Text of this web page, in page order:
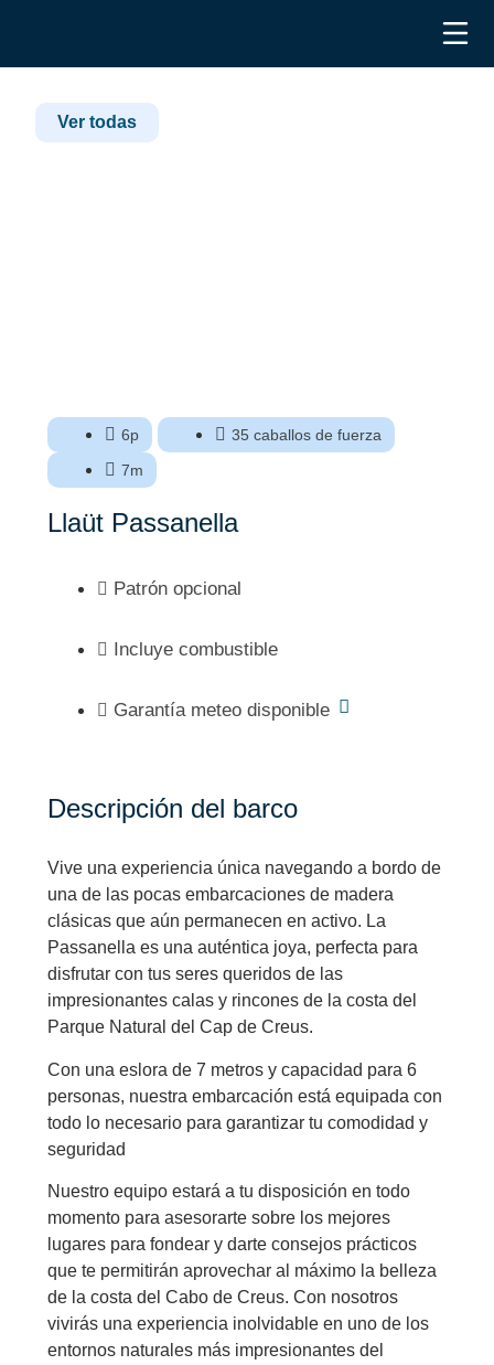
Ver todas
6p
35 caballos de fuerza
7m
Llaüt Passanella
Patrón opcional
Incluye combustible
Garantía meteo disponible
Descripción del barco
Vive una experiencia única navegando a bordo de
una de las pocas embarcaciones de madera
clásicas que aún permanecen en activo. La
Passanella es una auténtica joya, perfecta para
disfrutar con tus seres queridos de las
impresionantes calas y rincones de la costa del
Parque Natural del Cap de Creus.
Con una eslora de 7 metros y capacidad para 6
personas, nuestra embarcación está equipada con
todo lo necesario para garantizar tu comodidad y
seguridad
Nuestro equipo estará a tu disposición en todo
momento para asesorarte sobre los mejores
lugares para fondear y darte consejos prácticos
que te permitirán aprovechar al máximo la belleza
de la costa del Cabo de Creus. Con nosotros
vivirás una experiencia inolvidable en uno de los
entornos naturales más impresionantes del